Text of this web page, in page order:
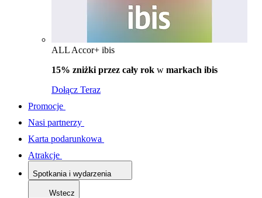
ALL Accor+ ibis
15% zniżki przez cały rok w markach ibis
Dołącz Teraz
Promocje
Nasi partnerzy
Karta podarunkowa
Atrakcje
Spotkania i wydarzenia
Wstecz